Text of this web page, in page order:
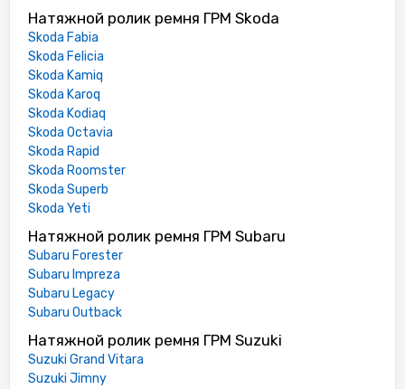
Натяжной ролик ремня ГРМ Skoda
Skoda Fabia
Skoda Felicia
Skoda Kamiq
Skoda Karoq
Skoda Kodiaq
Skoda Octavia
Skoda Rapid
Skoda Roomster
Skoda Superb
Skoda Yeti
Натяжной ролик ремня ГРМ Subaru
Subaru Forester
Subaru Impreza
Subaru Legacy
Subaru Outback
Натяжной ролик ремня ГРМ Suzuki
Suzuki Grand Vitara
Suzuki Jimny